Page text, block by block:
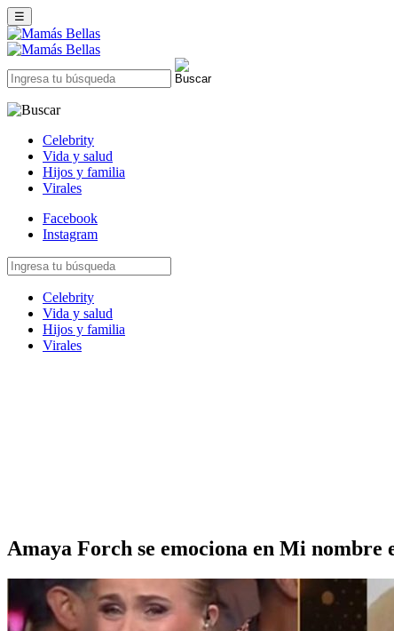
☰
Celebrity
Vida y salud
Hijos y familia
Virales
Facebook
Instagram
Celebrity
Vida y salud
Hijos y familia
Virales
Amaya Forch se emociona en Mi nombre